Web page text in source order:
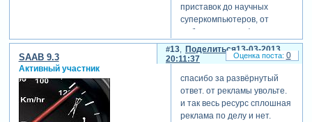
приставок до научных
суперкомпьютеров, от
мобильных телефонов до
интернета! загрузка java
выполняется бесплатно.
получить на сайте
Зарегистрируйтесь, чтобы
увидеть ссылки.
Поделиться
13
13-03-2013
20:11:37
SAAB 9.3
Активный участник
спасибо за развёрнутый
ответ. от рекламы увольте.
и так весь ресурс сплошная
реклама по делу и нет.
0